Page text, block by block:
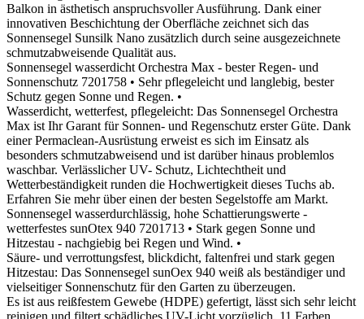
Balkon in ästhetisch anspruchsvoller Ausführung. Dank einer
innovativen Beschichtung der Oberfläche zeichnet sich das
Sonnensegel Sunsilk Nano zusätzlich durch seine ausgezeichnete
schmutzabweisende Qualität aus.
Sonnensegel wasserdicht Orchestra Max - bester Regen- und
Sonnenschutz 7201758 • Sehr pflegeleicht und langlebig, bester
Schutz gegen Sonne und Regen. •
Wasserdicht, wetterfest, pflegeleicht: Das Sonnensegel Orchestra
Max ist Ihr Garant für Sonnen- und Regenschutz erster Güte. Dank
einer Permaclean-Ausrüstung erweist es sich im Einsatz als
besonders schmutzabweisend und ist darüber hinaus problemlos
waschbar. Verlässlicher UV- Schutz, Lichtechtheit und
Wetterbeständigkeit runden die Hochwertigkeit dieses Tuchs ab.
Erfahren Sie mehr über einen der besten Segelstoffe am Markt.
Sonnensegel wasserdurchlässig, hohe Schattierungswerte -
wetterfestes sunOtex 940 7201713 • Stark gegen Sonne und
Hitzestau - nachgiebig bei Regen und Wind. •
Säure- und verrottungsfest, blickdicht, faltenfrei und stark gegen
Hitzestau: Das Sonnensegel sunOex 940 weiß als beständiger und
vielseitiger Sonnenschutz für den Garten zu überzeugen.
Es ist aus reißfestem Gewebe (HDPE) gefertigt, lässt sich sehr leicht
reinigen und filtert schädliches UV-Licht vorzüglich. 11 Farben